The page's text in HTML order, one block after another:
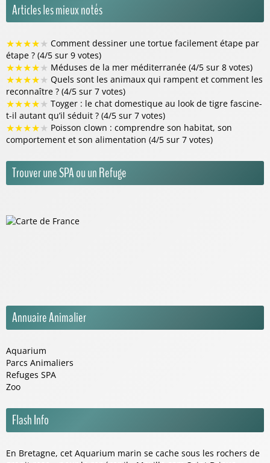
Articles les mieux notés
★★★★★ Comment dessiner une tortue facilement étape par
étape ? (4/5 sur 9 votes)
★★★★★ Méduses de la mer méditerranée (4/5 sur 8 votes)
★★★★★ Quels sont les animaux qui rampent et comment les
reconnaître ? (4/5 sur 7 votes)
★★★★★ Toyger : le chat domestique au look de tigre fascine-
t-il autant qu’il séduit ? (4/5 sur 7 votes)
★★★★★ Poisson clown : comprendre son habitat, son
comportement et son alimentation (4/5 sur 7 votes)
Trouver une SPA ou un Refuge
Annuaire Animalier
Aquarium
Parcs Animaliers
Refuges SPA
Zoo
Flash Info
En Bretagne, cet Aquarium marin se cache sous les rochers de